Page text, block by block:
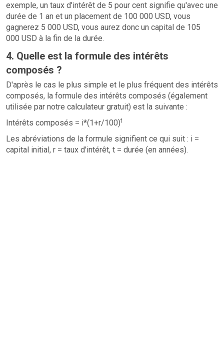
exemple, un taux d'intérêt de 5 pour cent signifie qu'avec une
durée de 1 an et un placement de 100 000 USD, vous
gagnerez 5 000 USD, vous aurez donc un capital de 105
000 USD à la fin de la durée.
4. Quelle est la formule des intérêts
composés ?
D'après le cas le plus simple et le plus fréquent des intérêts
composés, la formule des intérêts composés (également
utilisée par notre calculateur gratuit) est la suivante :
Intérêts composés = i*(1+r/100)t
Les abréviations de la formule signifient ce qui suit : i =
capital initial, r = taux d'intérêt, t = durée (en années).